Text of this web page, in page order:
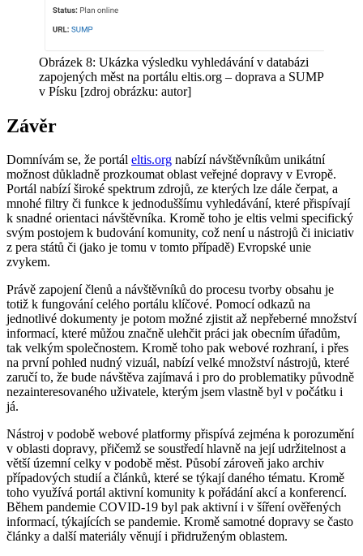
Obrázek 8: Ukázka výsledku vyhledávání v databázi
zapojených měst na portálu eltis.org – doprava a SUMP
v Písku [zdroj obrázku: autor]
Závěr
Domnívám se, že portál eltis.org nabízí návštěvníkům unikátní
možnost důkladně prozkoumat oblast veřejné dopravy v Evropě.
Portál nabízí široké spektrum zdrojů, ze kterých lze dále čerpat, a
mnohé filtry či funkce k jednoduššímu vyhledávání, které přispívají
k snadné orientaci návštěvníka. Kromě toho je eltis velmi specifický
svým postojem k budování komunity, což není u nástrojů či iniciativ
z pera států či (jako je tomu v tomto případě) Evropské unie
zvykem.
Právě zapojení členů a návštěvníků do procesu tvorby obsahu je
totiž k fungování celého portálu klíčové. Pomocí odkazů na
jednotlivé dokumenty je potom možné zjistit až nepřeberné množství
informací, které můžou značně ulehčit práci jak obecním úřadům,
tak velkým společnostem. Kromě toho pak webové rozhraní, i přes
na první pohled nudný vizuál, nabízí velké množství nástrojů, které
zaručí to, že bude návštěva zajímavá i pro do problematiky původně
nezainteresovaného uživatele, kterým jsem vlastně byl v počátku i
já.
Nástroj v podobě webové platformy přispívá zejména k porozumění
v oblasti dopravy, přičemž se soustředí hlavně na její udržitelnost a
větší územní celky v podobě měst. Působí zároveň jako archiv
případových studií a článků, které se týkají daného tématu. Kromě
toho využívá portál aktivní komunity k pořádání akcí a konferencí.
Během pandemie COVID-19 byl pak aktivní i v šíření ověřených
informací, týkajících se pandemie. Kromě samotné dopravy se často
články a další materiály věnují i přidruženým oblastem.